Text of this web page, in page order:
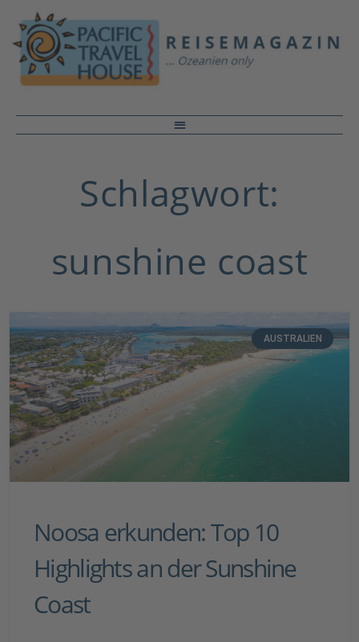
Schlagwort:
sunshine coast
AUSTRALIEN
Noosa erkunden: Top 10
Highlights an der Sunshine
Coast